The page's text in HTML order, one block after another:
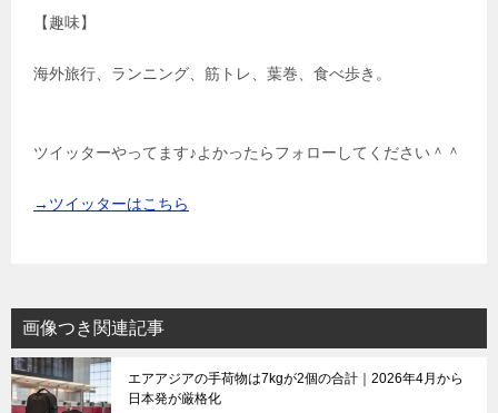
【趣味】
海外旅行、ランニング、筋トレ、葉巻、食べ歩き。
ツイッターやってます♪よかったらフォローしてください＾＾
→ツイッターはこちら
画像つき関連記事
エアアジアの手荷物は7kgが2個の合計｜2026年4月から
日本発が厳格化